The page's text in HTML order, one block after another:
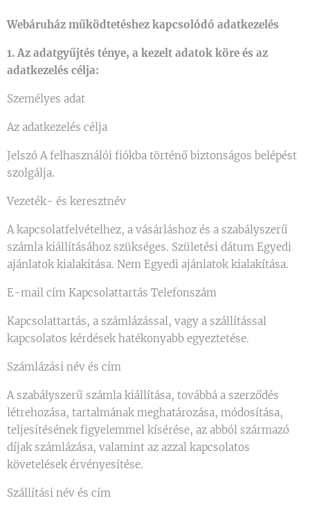
Webáruház működtetéshez kapcsolódó adatkezelés
1. Az adatgyűjtés ténye, a kezelt adatok köre és az
adatkezelés célja:
Személyes adat
Az adatkezelés célja
Jelszó A felhasználói fiókba történő biztonságos belépést
szolgálja.
Vezeték- és keresztnév
A kapcsolatfelvételhez, a vásárláshoz és a szabályszerű
számla kiállításához szükséges. Születési dátum Egyedi
ajánlatok kialakítása. Nem Egyedi ajánlatok kialakítása.
E-mail cím Kapcsolattartás Telefonszám
Kapcsolattartás, a számlázással, vagy a szállítással
kapcsolatos kérdések hatékonyabb egyeztetése.
Számlázási név és cím
A szabályszerű számla kiállítása, továbbá a szerződés
létrehozása, tartalmának meghatározása, módosítása,
teljesítésének figyelemmel kísérése, az abból származó
díjak számlázása, valamint az azzal kapcsolatos
követelések érvényesítése.
Szállítási név és cím